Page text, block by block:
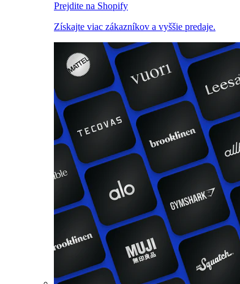
Prejdite na Shopify
Získajte viac zákazníkov a vyššie predaje.